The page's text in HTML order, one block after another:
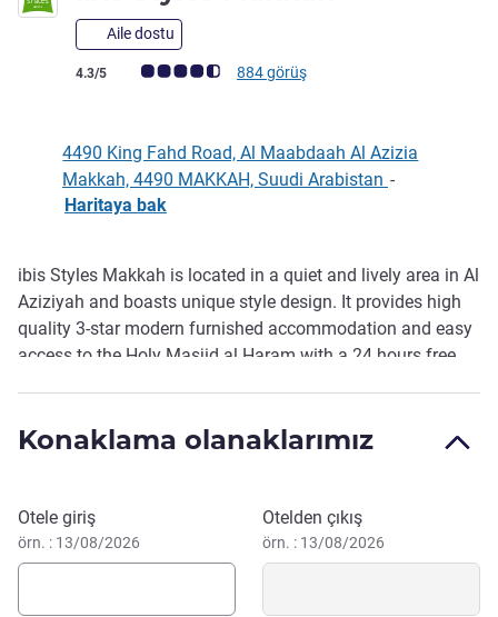
Aile dostu
Avis müşterileri puanı (ALL Puanlama)
4.3/5 884 görüş
4490 King Fahd Road, Al Maabdaah Al Azizia
Makkah, 4490 MAKKAH, Suudi Arabistan -
Haritaya bak
Açıklama
ibis Styles Makkah is located in a quiet and lively area in Al
Aziziyah and boasts unique style design. It provides high
quality 3-star modern furnished accommodation and easy
access to the Holy Masjid al Haram with a 24 hours free
offers a rich range of facilities (buffet breakfast, Free WIFI,
Konaklama olanaklarımız
Bu otelde rezervasyon yaptırın
Otele giriş
örn. : 13/08/2026
Otelden çıkış
örn. : 13/08/2026